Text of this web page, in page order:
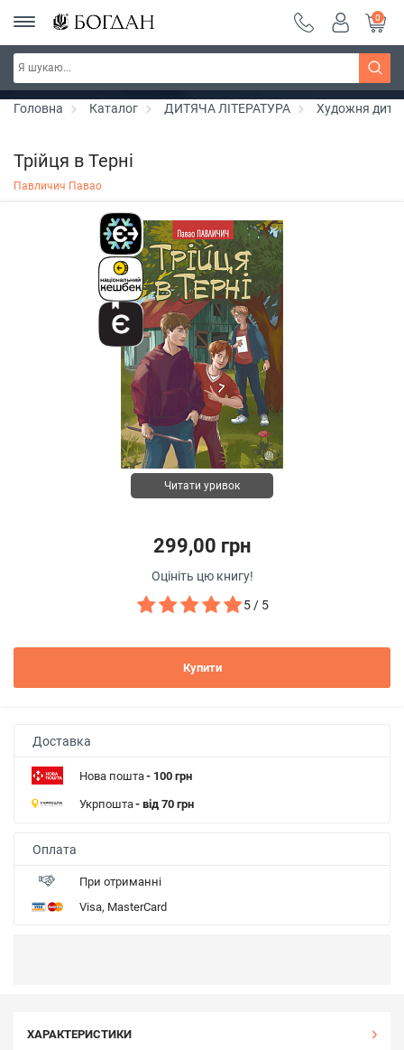
Серія "Чейзіана" ~ знижка 20%
0
Головна Каталог ДИТЯЧА ЛІТЕРАТУРА Художня
Трійця в Терні
Павличич Павао
Читати уривок
299,00 грн
Оцініть цю книгу!
5 / 5
Купити
Доставка
Нова пошта- 100 грн
Укрпошта- від 70 грн
Оплата
При отриманні
Visa, MasterCard
ХАРАКТЕРИСТИКИ